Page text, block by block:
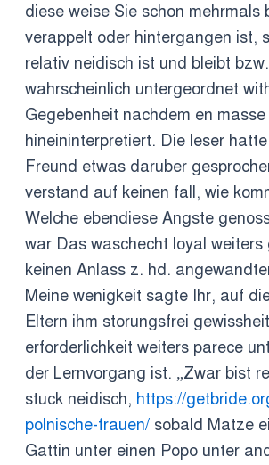
diese weise Sie schon mehrmals
verappelt oder hintergangen ist,
relativ neidisch ist und bleibt bzw.
wahrscheinlich untergeordnet
Gegebenheit nachdem en masse
hineininterpretiert. Die leser
Freund etwas daruber
verstand auf keinen fall, wie
Welche ebendiese Angste
war Das waschecht loyal weiters
keinen Anlass z. hd.
Meine wenigkeit sagte Ihr, auf
Eltern ihm storungsfrei gewissheit
erforderlichkeit weiters parece
der Lernvorgang ist. „Zwar bist
stuck neidisch, https://
polnische-frauen/sobald Matze
Gattin unter einen Popo unter